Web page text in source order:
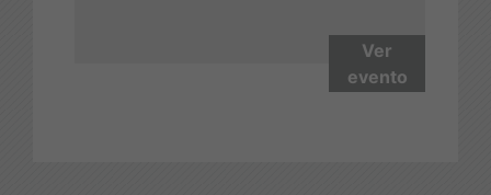
Ver
evento